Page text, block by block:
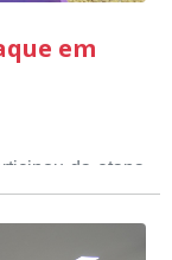
em
da etapa
Prefeitura
o papel